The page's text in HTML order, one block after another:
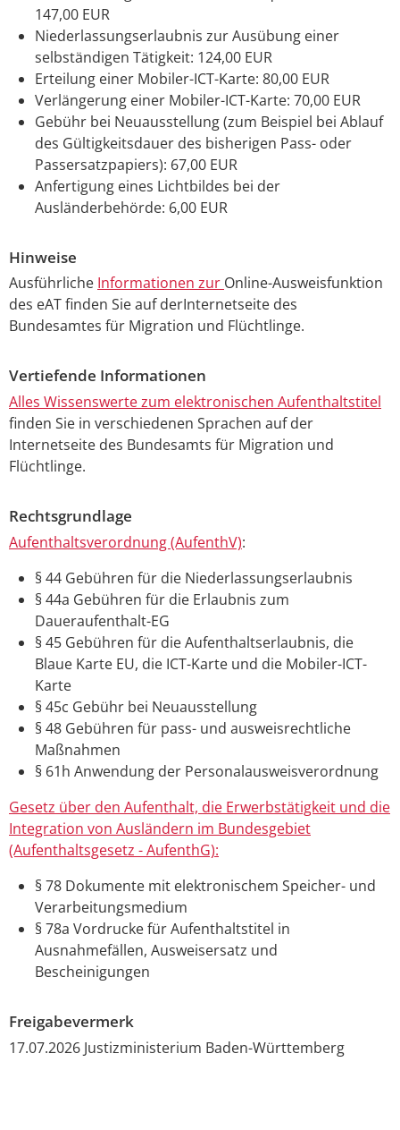
147,00 EUR
Niederlassungserlaubnis zur Ausübung einer
selbständigen Tätigkeit: 124,00 EUR
Erteilung einer Mobiler-ICT-Karte: 80,00 EUR
Verlängerung einer Mobiler-ICT-Karte: 70,00 EUR
Gebühr bei Neuausstellung (zum Beispiel bei Ablauf
des Gültigkeitsdauer des bisherigen Pass- oder
Passersatzpapiers): 67,00 EUR
Anfertigung eines Lichtbildes bei der
Ausländerbehörde: 6,00 EUR
Hinweise
Ausführliche Informationen zur Online-Ausweisfunktion
des eAT finden Sie auf derInternetseite des
Bundesamtes für Migration und Flüchtlinge.
Vertiefende Informationen
Alles Wissenswerte zum elektronischen Aufenthaltstitel
finden Sie in verschiedenen Sprachen auf der
Internetseite des Bundesamts für Migration und
Flüchtlinge.
Rechtsgrundlage
Aufenthaltsverordnung (AufenthV):
§ 44Gebühren für die Niederlassungserlaubnis
§ 44a Gebühren für die Erlaubnis zum
Daueraufenthalt-EG
§ 45 Gebühren für die Aufenthaltserlaubnis, die
Blaue Karte EU, die ICT-Karte und die Mobiler-ICT-
Karte
§ 45c Gebühr bei Neuausstellung
§ 48 Gebühren für pass- und ausweisrechtliche
Maßnahmen
§ 61h Anwendung der Personalausweisverordnung
Gesetz über den Aufenthalt, die Erwerbstätigkeit und die
Integration von Ausländern im Bundesgebiet
(Aufenthaltsgesetz - AufenthG):
§ 78Dokumente mit elektronischem Speicher- und
Verarbeitungsmedium
§ 78a Vordrucke für Aufenthaltstitel in
Ausnahmefällen, Ausweisersatz und
Bescheinigungen
Freigabevermerk
17.07.2026 Justizministerium Baden-Württemberg